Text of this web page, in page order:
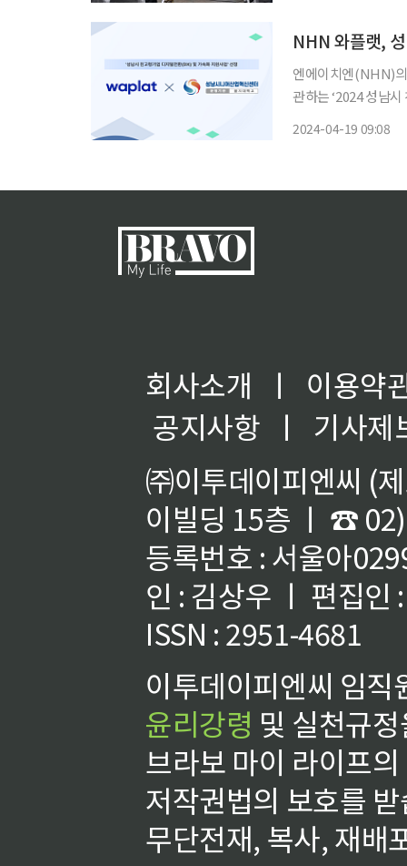
NHN 와플랫,
엔에이치엔(NHN)의
관하는 ‘2024 성남
2024-04-19 09:08
회사소개 ㅣ
이용약
공지사항
ㅣ
기사제
㈜이투데이피엔씨 (
이빌딩 15층 ㅣ ☎
등록번호 : 서울아
인 : 김상우 ㅣ 편집인
ISSN : 2951-4681
이투데이피엔씨 임
윤리강령 및 실천규
브라보 마이 라이프
저작권법의 보호를
무단전재, 복사, 재배